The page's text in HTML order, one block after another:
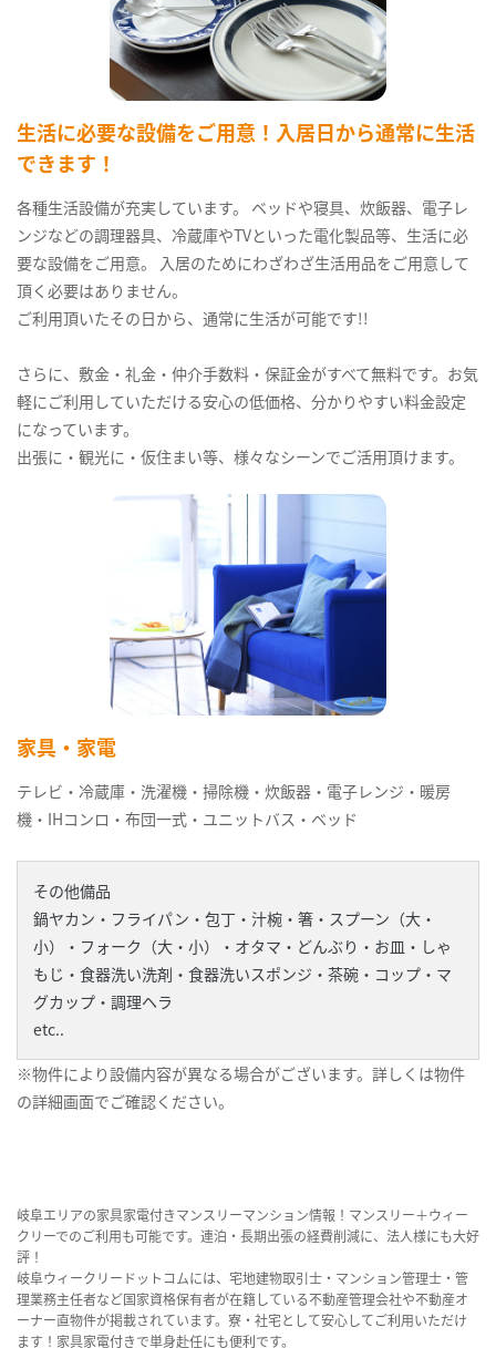
生活に必要な設備をご用意！入居日から通常に生活
できます！
各種生活設備が充実しています。 ベッドや寝具、炊飯器、電子レ
ンジなどの調理器具、冷蔵庫やTVといった電化製品等、生活に必
要な設備をご用意。 入居のためにわざわざ生活用品をご用意して
頂く必要はありません。
ご利用頂いたその日から、通常に生活が可能です!!
さらに、敷金・礼金・仲介手数料・保証金がすべて無料です。お気
軽にご利用していただける安心の低価格、分かりやすい料金設定
になっています。
出張に・観光に・仮住まい等、様々なシーンでご活用頂けます。
家具・家電
テレビ・冷蔵庫・洗濯機・掃除機・炊飯器・電子レンジ・暖房
機・IHコンロ・布団一式・ユニットバス・ベッド
その他備品
鍋ヤカン・フライパン・包丁・汁椀・箸・スプーン（大・
小）・フォーク（大・小）・オタマ・どんぶり・お皿・しゃ
もじ・食器洗い洗剤・食器洗いスポンジ・茶碗・コップ・マ
グカップ・調理ヘラ
etc..
※物件により設備内容が異なる場合がございます。詳しくは物件
の詳細画面でご確認ください。
岐阜エリアの家具家電付きマンスリーマンション情報！マンスリー＋ウィー
クリーでのご利用も可能です。連泊・長期出張の経費削減に、法人様にも大好
評！
岐阜ウィークリードットコムには、宅地建物取引士・マンション管理士・管
理業務主任者など国家資格保有者が在籍している不動産管理会社や不動産オ
ーナー直物件が掲載されています。寮・社宅として安心してご利用いただけ
ます！家具家電付きで単身赴任にも便利です。